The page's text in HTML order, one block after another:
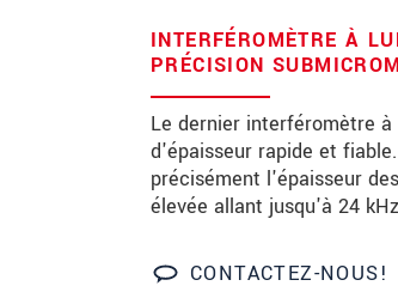
INTERFÉROMÈTRE À
PRÉCISION
Le dernier interféromètre à
d'épaisseur rapide et
précisément l'épaisseur
élevée allant jusqu'à 24
CONTACTEZ-NOUS!
Pays*
Téléphone
Email *
Message *